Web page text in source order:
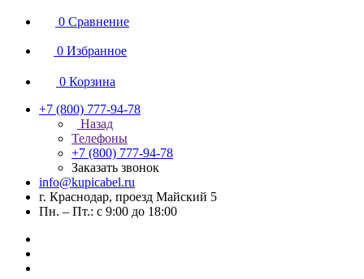
0 Сравнение
0 Избранное
0 Корзина
+7 (800) 777-94-78
Назад
Телефоны
+7 (800) 777-94-78
Заказать звонок
info@kupicabel.ru
г. Краснодар, проезд Майский 5
Пн. – Пт.: с 9:00 до 18:00